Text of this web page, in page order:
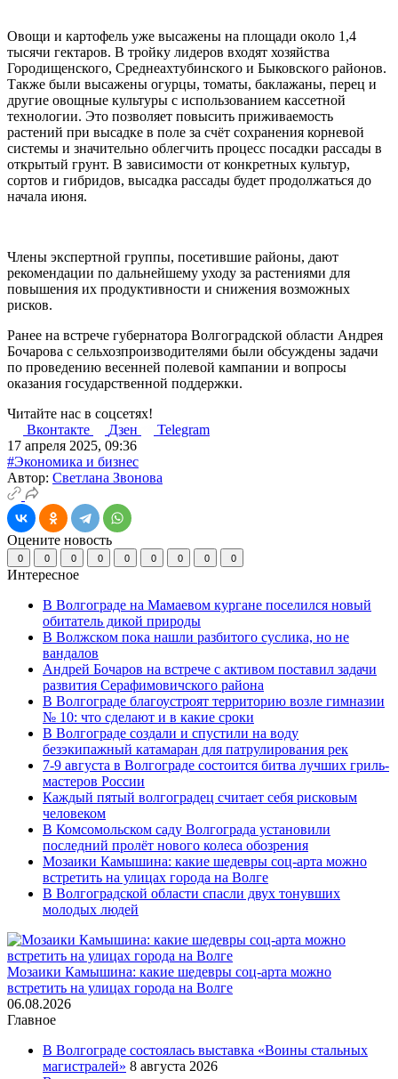
Овощи и картофель уже высажены на площади около 1,4
тысячи гектаров. В тройку лидеров входят хозяйства
Городищенского, Среднеахтубинского и Быковского районов.
Также были высажены огурцы, томаты, баклажаны, перец и
другие овощные культуры с использованием кассетной
технологии. Это позволяет повысить приживаемость
растений при высадке в поле за счёт сохранения корневой
системы и значительно облегчить процесс посадки рассады в
открытый грунт. В зависимости от конкретных культур,
сортов и гибридов, высадка рассады будет продолжаться до
начала июня.
Члены экспертной группы, посетившие районы, дают
рекомендации по дальнейшему уходу за растениями для
повышения их продуктивности и снижения возможных
рисков.
Ранее на встрече губернатора Волгоградской области Андрея
Бочарова с сельхозпроизводителями были обсуждены задачи
по проведению весенней полевой кампании и вопросы
оказания государственной поддержки.
Читайте нас в соцсетях!
Вконтакте
Дзен
Telegram
17 апреля 2025, 09:36
#Экономика и бизнес
Автор: Светлана Звонова
Оцените новость
0 0 0 0 0 0 0 0 0
Интересное
В Волгограде на Мамаевом кургане поселился новый
обитатель дикой природы
В Волжском пока нашли разбитого суслика, но не
вандалов
Андрей Бочаров на встрече с активом поставил задачи
развития Серафимовичского района
В Волгограде благоустроят территорию возле гимназии
№ 10: что сделают и в какие сроки
В Волгограде создали и спустили на воду
безэкипажный катамаран для патрулирования рек
7-9 августа в Волгограде состоится битва лучших гриль-
мастеров России
Каждый пятый волгоградец считает себя рисковым
человеком
В Комсомольском саду Волгограда установили
последний пролёт нового колеса обозрения
Мозаики Камышина: какие шедевры соц-арта можно
встретить на улицах города на Волге
В Волгоградской области спасли двух тонувших
молодых людей
Мозаики Камышина: какие шедевры соц-арта можно
встретить на улицах города на Волге
06.08.2026
Главное
В Волгограде состоялась выставка «Воины стальных
магистралей» 8 августа 2026